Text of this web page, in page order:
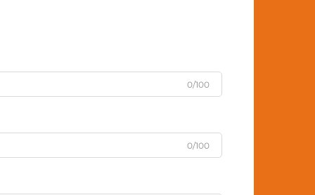
0/100
0/100